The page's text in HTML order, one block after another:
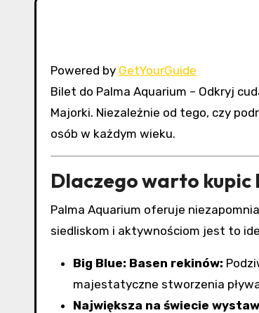
Powered by GetYourGuide
Bilet do Palma Aquarium – Odkryj cuda świata morskiego w Palma Aquarium, jednej z głównych atrakcji
Majorki. Niezależnie od tego, czy
osób w każdym wieku.
Dlaczego warto kupic
Palma Aquarium oferuje
siedliskom i aktywnościom jest to
Big Blue: Basen rekinów:
majestatyczne stworzenia
Największa na świecie